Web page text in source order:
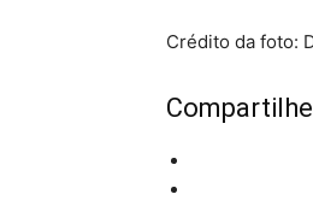
Crédito da foto: